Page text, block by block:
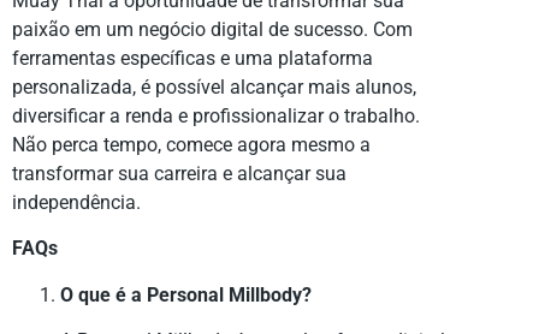
paixão em um negócio digital de sucesso. Com
ferramentas específicas e uma plataforma
personalizada, é possível alcançar mais alunos,
diversificar a renda e profissionalizar o trabalho.
Não perca tempo, comece agora mesmo a
transformar sua carreira e alcançar sua
independência.
FAQs
O que é a Personal Millbody?